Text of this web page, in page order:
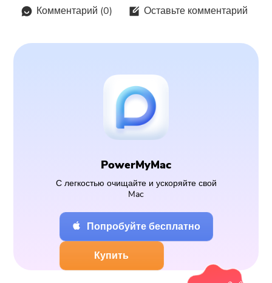
Комментарий (0) Оставьте комментарий
PowerMyMac
С легкостью очищайте и ускоряйте свой
Mac
Попробуйте бесплатно
Купить